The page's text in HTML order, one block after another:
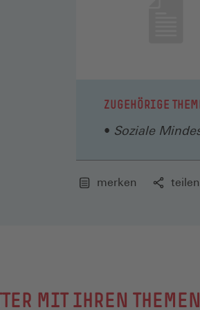
ZUGEHÖRIGE
Soziale
merken teilen
MIT IHREN THEMEN